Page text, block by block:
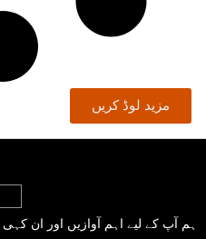
مزید لوڈ کریں
ہم آپ کے لیے اہم آوازیں اور ان کہی